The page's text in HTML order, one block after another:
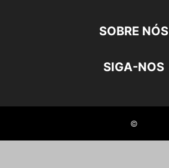
SOBRE NÓS
SIGA-NOS
©